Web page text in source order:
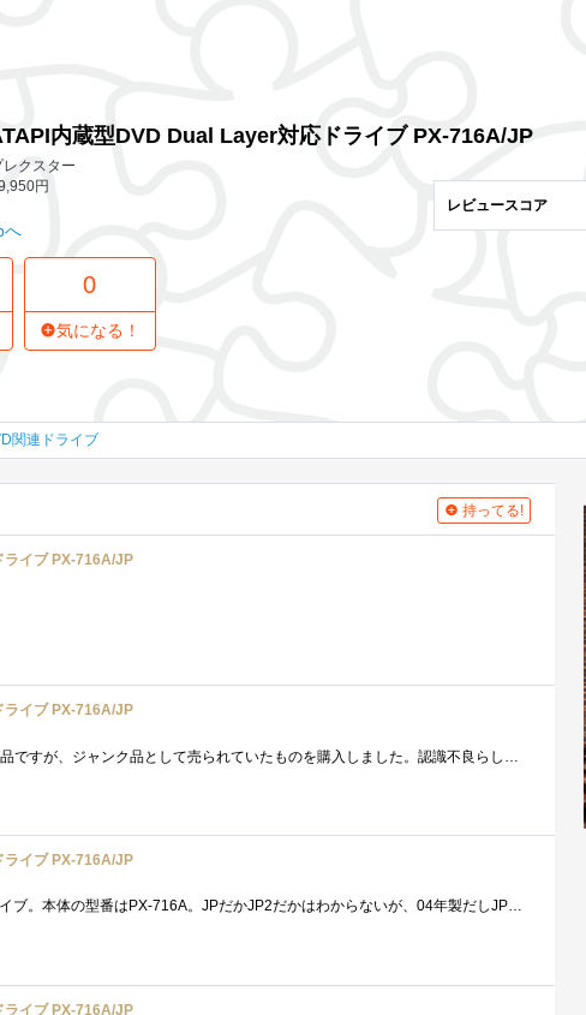
レビュースコア
内蔵型DVD Dual Layer対応ドライブ PX-716A/JP
レクスター
円
へ
0
気になる！
関連ドライブ
持ってる!
ライブ PX-716A/JP
ライブ PX-716A/JP
当時はまだ比較的高額で取引されていたこの製品ですが、ジャンク品として売られていたものを購入しました。認識不良らしかったのですが、ジ�...
ライブ PX-716A/JP
先日の痛グラボと同時に買った300円DVDドライブ。本体の型番はPX-716A。JPだかJP2だかはわからないが、04年製だしJPだろう。年式を考えると先進的なD...
ライブ PX-716A/JP